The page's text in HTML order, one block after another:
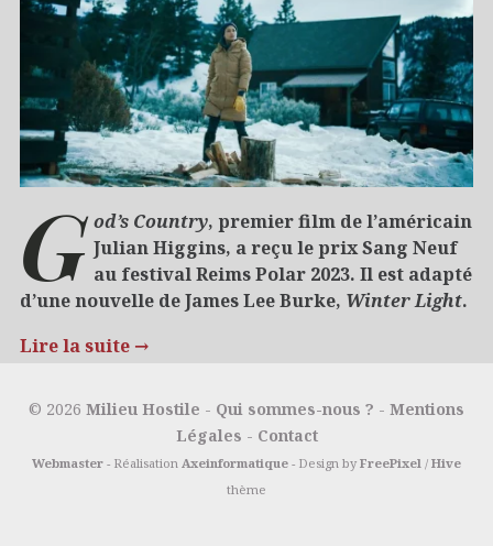
G od’s Country, premier film de l’américain
Julian Higgins, a reçu le prix Sang Neuf
au festival Reims Polar 2023. Il est adapté
d’une nouvelle de James Lee Burke, Winter Light.
Lire la suite →
20/12/2023 Cinéma et séries
© 2026 Milieu Hostile - Qui sommes-nous ? - Mentions
Légales - Contact
Webmaster - Réalisation Axeinformatique - Design by FreePixel / Hive
thème